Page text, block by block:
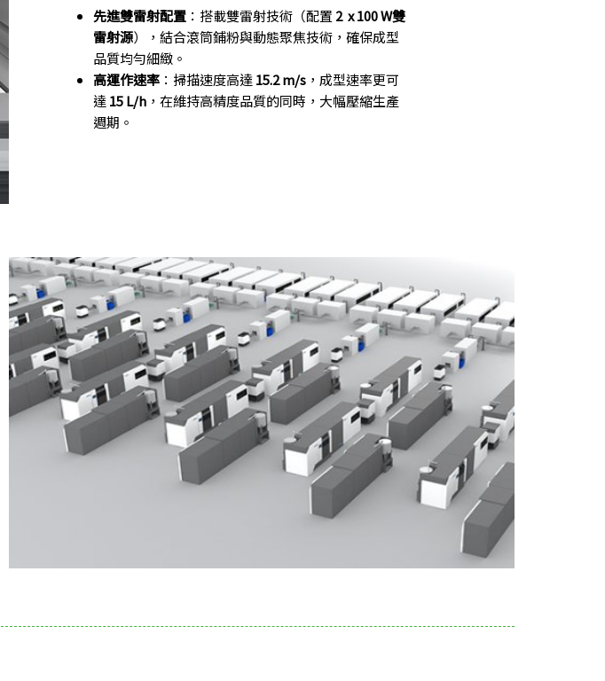
先進雙雷射配置 ：搭載雙雷射技術（配置 2 x 100 W雙
雷射源），結合滾筒鋪粉與動態聚焦技術，確保成型
品質均勻細緻。
高運作速率 ：掃描速度高達15.2 m/s ，成型速率更可
達15 L/h ，在維持高精度品質的同時，大幅壓縮生產
週期。